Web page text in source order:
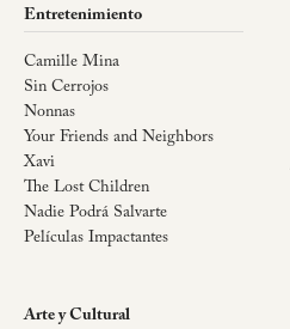
Entretenimiento
Camille Mina
Sin Cerrojos
Nonnas
Your Friends and Neighbors
Xavi
The Lost Children
Nadie Podrá Salvarte
Películas Impactantes
Arte y Cultural